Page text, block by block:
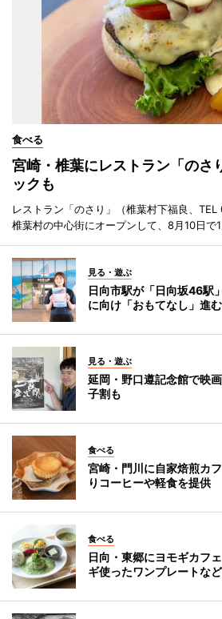
食べる
宮崎・椎葉にレストラン「の
ックも
レストラン「のさり」（椎葉村下福良、
椎葉村の中心街にオープンして、8月10日で1
見る・遊ぶ
日向市駅が「日向坂46駅
に向け「おもてなし」進む
見る・遊ぶ
延岡・野口遵記念館で映
子割も
食べる
宮崎・門川に自家焙煎カ
りコーヒーや軽食を提供
食べる
日向・東郷にヨモギカフ
ギ使ったワンプレートなど